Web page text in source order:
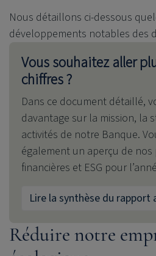
Nous détaillons ci-dessous
développements notables des
Vous souhaitez aller
chiffres ?
Dans ce document détaillé,
davantage sur la mission, la
activités de notre Banque.
également un aperçu de
financières et ESG pour
Lire la synthèse du rapport
Réduire notre